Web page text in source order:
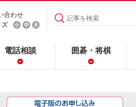
合わせ
ズ
電話相談 囲碁・将棋